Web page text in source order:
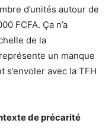
d’unités autour de
FCFA. Ça n’a
de la
un manque
avec la TFH
de précarité